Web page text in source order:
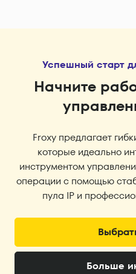
Успешный старт
Начните
Froxy предлагает
которые идеально
инструментом
операции с помощью
пула IP и
Больше